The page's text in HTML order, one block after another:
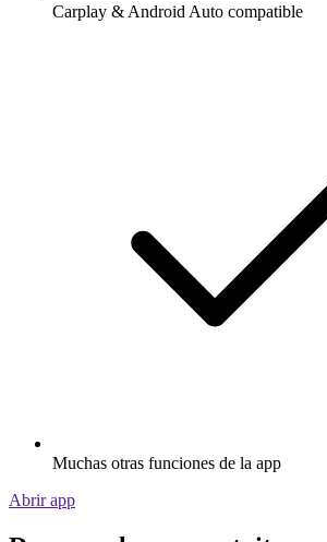
Carplay & Android Auto compatible
Muchas otras funciones de la app
Abrir app